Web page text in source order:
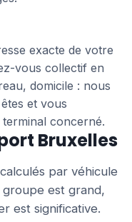
exacte de votre
vous collectif en
domicile : nous
et vous
concerné.
Bruxelles
par véhicule
est grand,
est significative.